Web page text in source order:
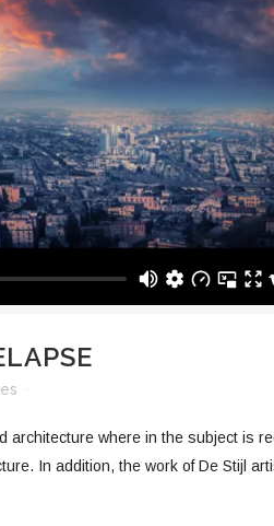
where in the subject is
In addition, the work of De Stijl